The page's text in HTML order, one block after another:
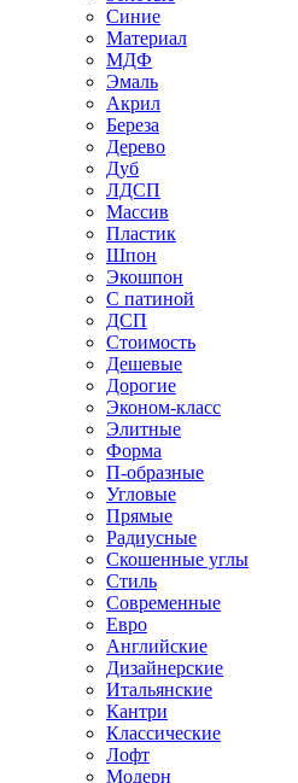
Синие
Материал
МДФ
Эмаль
Акрил
Береза
Дерево
Дуб
ЛДСП
Массив
Пластик
Шпон
Экошпон
С патиной
ДСП
Стоимость
Дешевые
Дорогие
Эконом-класс
Элитные
Форма
П-образные
Угловые
Прямые
Радиусные
Скошенные углы
Стиль
Современные
Евро
Английские
Дизайнерские
Итальянские
Кантри
Классические
Лофт
Модерн